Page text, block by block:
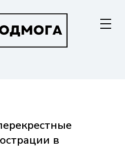
в